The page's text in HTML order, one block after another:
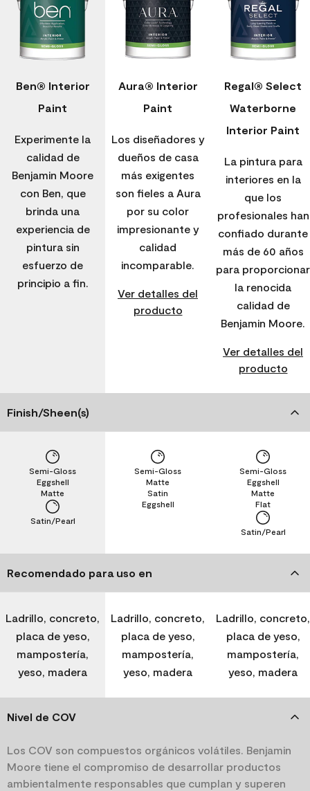
Ben® Interior
Paint
Experimente la
calidad de
Benjamin Moore
con Ben, que
brinda una
experiencia de
pintura sin
esfuerzo de
principio a fin.
Aura® Interior
Paint
Los diseñadores y
dueños de casa
más exigentes
son fieles a Aura
por su color
impresionante y
calidad
incomparable.
Ver detalles del
producto
Regal® Select
Waterborne
Interior Paint
La pintura para
interiores en la
que los
profesionales han
confiado durante
más de 60 años
para proporcionar
la renocida
calidad de
Benjamin Moore.
Ver detalles del
producto
Finish/Sheen(s)
Satin/Pearl
Matte
Eggshell
Semi-Gloss
Eggshell
Satin
Matte
Semi-Gloss
Satin/Pearl
Flat
Matte
Eggshell
Semi-Gloss
Recomendado para uso en
Ladrillo, concreto,
placa de yeso,
mampostería,
yeso, madera
Ladrillo, concreto,
placa de yeso,
mampostería,
yeso, madera
Ladrillo, concreto,
placa de yeso,
mampostería,
yeso, madera
Nivel de COV
Los COV son compuestos orgánicos volátiles. Benjamin
Moore tiene el compromiso de desarrollar productos
ambientalmente responsables que cumplan y superen